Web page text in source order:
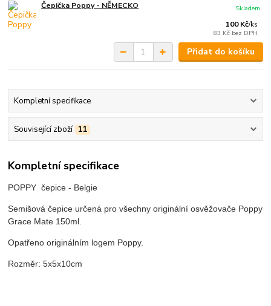
Čepička Poppy - NĚMECKO
100 Kč/ks
83 Kč bez DPH
Skladem
Přidat do košíku
Kompletní specifikace
Související zboží 11
Kompletní specifikace
POPPY čepice - Belgie
Semišová čepice určená pro všechny originální osvěžovače Poppy
Grace Mate 150ml.
Opatřeno originálním logem Poppy.
Rozměr: 5x5x10cm